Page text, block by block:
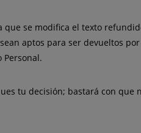
se modifica el texto
aptos para ser devueltos
Personal.
tu decisión; bastará con que